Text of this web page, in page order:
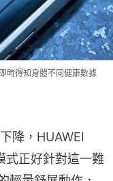
時得知身體不同健康數據
降，HUAWEI
式正好針對這一難